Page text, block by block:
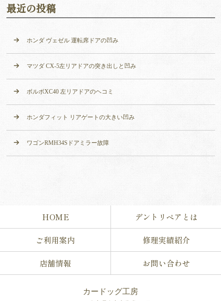
最近の投稿
ホンダ ヴェゼル 運転席ドアの凹み
マツダ CX-5左リアドアの突き出しと凹み
ボルボXC40 左リアドアのヘコミ
ホンダフィット リアゲートの大きい凹み
ワゴンRMH34Sドアミラー故障
HOME
デントリペアとは
ご利用案内
修理実績紹介
店舗情報
お問い合わせ
カードッグ工房